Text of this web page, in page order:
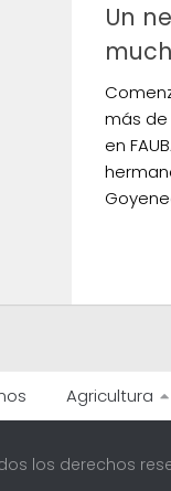
Un
más de
en
Agricultura
los derechos